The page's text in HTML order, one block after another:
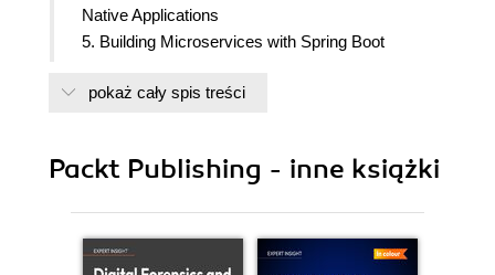
Native Applications
5. Building Microservices with Spring Boot
7. Advanced Spring Boot Features
10. Spring Cloud Data Flow
13. Working with Kotlin in Spring
pokaż cały spis treści
Packt Publishing - inne książki